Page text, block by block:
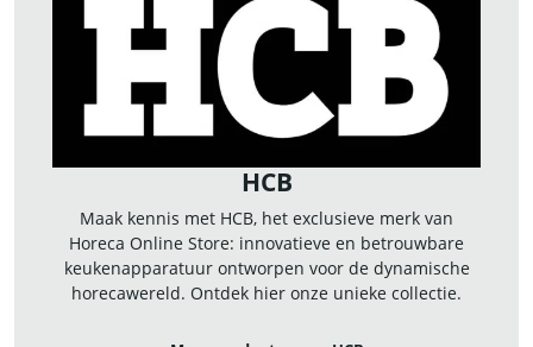
HCB
Maak kennis met HCB, het exclusieve merk van
Horeca Online Store: innovatieve en betrouwbare
keukenapparatuur ontworpen voor de dynamische
horecawereld. Ontdek hier onze unieke collectie.